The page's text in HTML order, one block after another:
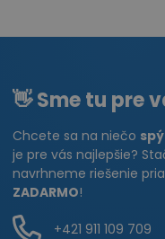
👋 Sme tu pre
Chcete sa na niečo
je pre vás najlepšie?
navrhneme riešenie
ZADARMO!
+421 911 109 709